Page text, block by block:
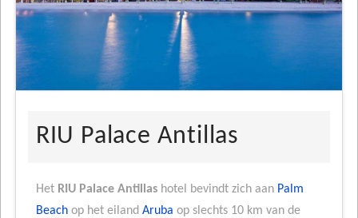
RIU Palace Antillas
Het RIU Palace Antillashotel bevindt zich aan Palm
Beachop het eiland Aruba op slechts 10 km van de